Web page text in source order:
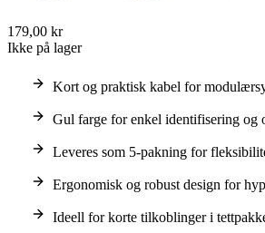
179,00 kr
Ikke på lager
Kort og praktisk kabel for
Gul farge for enkel identifisering og
Leveres som 5-pakning for
Ergonomisk og robust design for
Ideell for korte tilkoblinger i